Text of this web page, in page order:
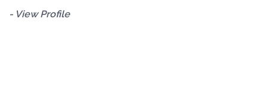
- View Profile